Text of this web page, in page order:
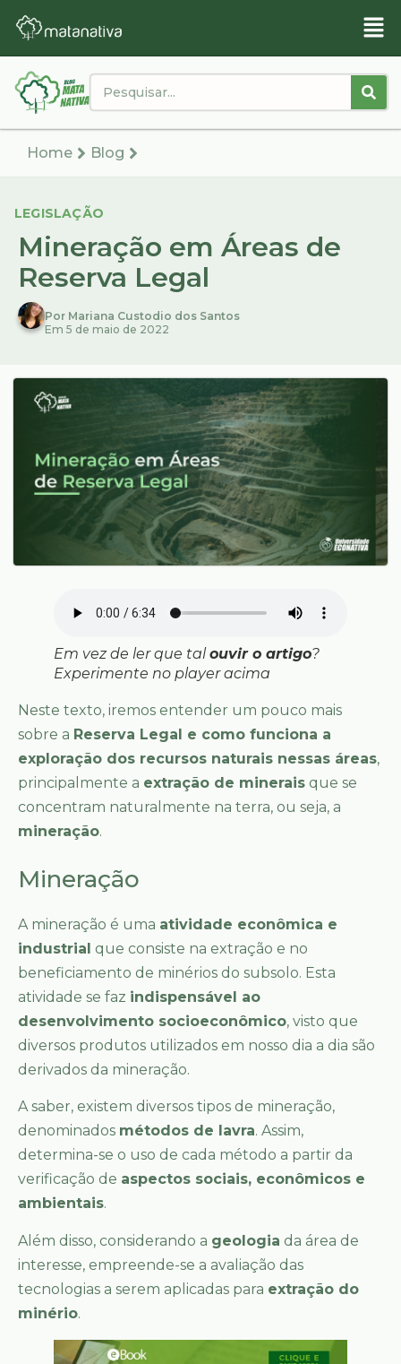
Home Blog
LEGISLAÇÃO
Mineração em Áreas de
Reserva Legal
Por Mariana Custodio dos Santos
Em 5 de maio de 2022
Em vez de ler que tal ouvir o artigo?
Experimente no player acima
Neste texto, iremos entender um pouco mais
sobre a Reserva Legal e como funciona a
exploração dos recursos naturais nessas áreas,
principalmente a extração de minerais que se
concentram naturalmente na terra, ou seja, a
mineração.
Mineração
A mineração é uma atividade econômica e
industrial que consiste na extração e no
beneficiamento de minérios do subsolo. Esta
atividade se faz indispensável ao
desenvolvimento socioeconômico, visto que
diversos produtos utilizados em nosso dia a dia são
derivados da mineração.
A saber, existem diversos tipos de mineração,
denominados métodos de lavra. Assim,
determina-se o uso de cada método a partir da
verificação de aspectos sociais, econômicos e
ambientais.
Além disso, considerando a geologia da área de
interesse, empreende-se a avaliação das
tecnologias a serem aplicadas para extração do
minério.